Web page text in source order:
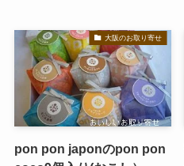
大阪のお取り寄せ
pon pon japonのpon pon